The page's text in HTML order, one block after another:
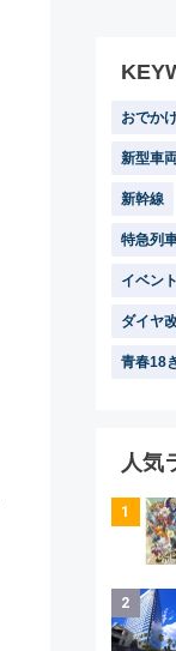
おでか
新型車
新幹線
特急列
イベン
ダイヤ
青春18
人気